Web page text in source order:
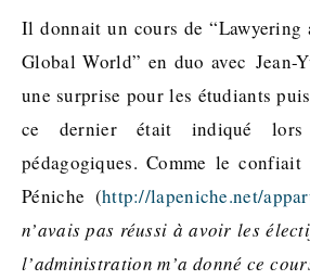
Il donnait un cours de “Lawyering
Global World” en duo avec Jean-
une surprise pour les étudiants
ce dernier était indiqué lors
pédagogiques. Comme le
Péniche (http://lapeniche.net/
n’avais pas réussi à avoir les
l’administration m’a donné ce